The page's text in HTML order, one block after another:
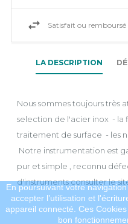
Satisfait ou remboursé
LA DESCRIPTION
Nous sommes toujours très
selection de l'acier inox - la
traitement de surface - les
Notre instrumentation est
pur et simple , reconnu
d'instruments consulter le
En poursuivant votre
accepter l’utilisation et
appareil connecté. Ces
bon